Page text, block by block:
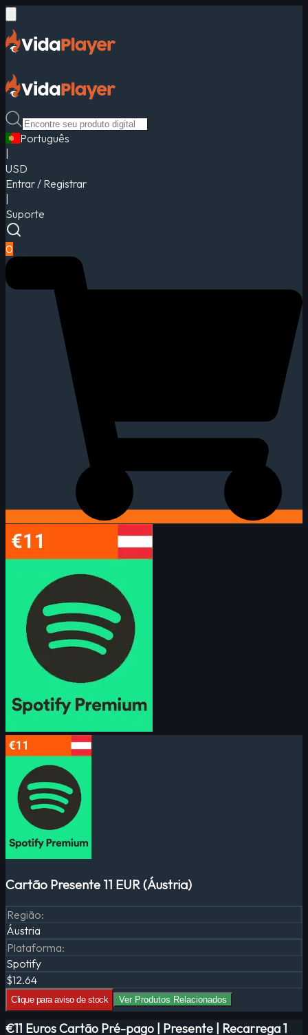
Português
USD
Entrar / Registrar
Suporte
0
Cartão Presente 11 EUR (Áustria)
Região:
Áustria
Plataforma:
Spotify
$12.64
Clique para aviso de stock Ver Produtos Relacionados
€11 Euros Cartão Pré-pago | Presente | Recarrega 1